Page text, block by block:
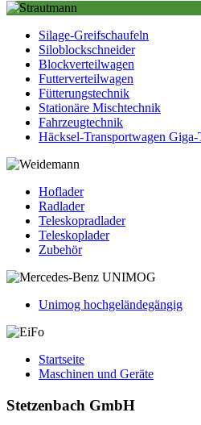
Silage-Greifschaufeln
Siloblockschneider
Blockverteilwagen
Futterverteilwagen
Fütterungstechnik
Stationäre Mischtechnik
Fahrzeugtechnik
Häcksel-Transportwagen Giga-
Hoflader
Radlader
Teleskopradlader
Teleskoplader
Zubehör
Unimog hochgeländegängig
Startseite
Maschinen und Geräte
Stetzenbach GmbH